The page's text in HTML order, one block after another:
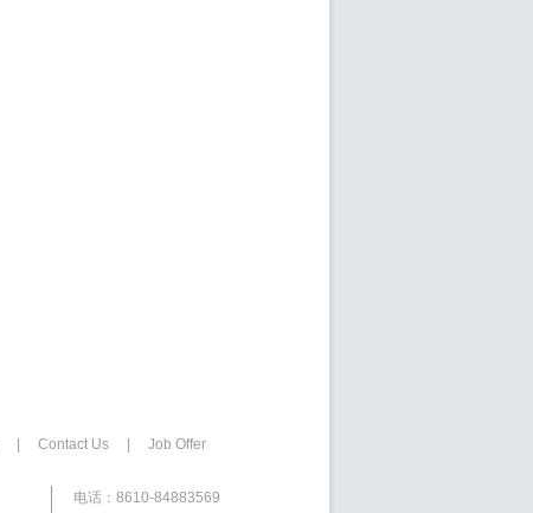
Contact Us Job Offer
电话：8610-84883569